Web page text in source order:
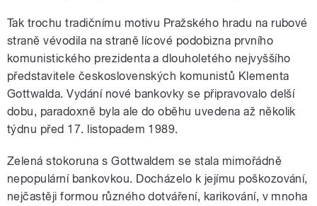
Tak trochu tradičnímu motivu Pražského hradu na rubové
straně vévodila na straně lícové podobizna prvního
komunistického prezidenta a dlouholetého nejvyššího
představitele československých komunistů Klementa
Gottwalda. Vydání nové bankovky se připravovalo delší
dobu, paradoxně byla ale do oběhu uvedena až několik
týdnu před 17. listopadem 1989.
Zelená stokoruna s Gottwaldem se stala mimořádně
nepopulární bankovkou. Docházelo k jejímu poškozování,
nejčastěji formou různého dotváření, karikování, v mnoha